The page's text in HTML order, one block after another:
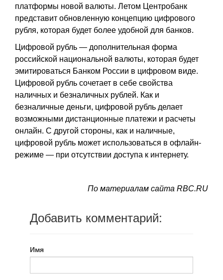
платформы новой валюты. Летом Центробанк
представит обновленную концепцию цифрового
рубля, которая будет более удобной для банков.
Цифровой рубль — дополнительная форма
российской национальной валюты, которая будет
эмитироваться Банком России в цифровом виде.
Цифровой рубль сочетает в себе свойства
наличных и безналичных рублей. Как и
безналичные деньги, цифровой рубль делает
возможными дистанционные платежи и расчеты
онлайн. С другой стороны, как и наличные,
цифровой рубль может использоваться в офлайн-
режиме — при отсутствии доступа к интернету.
По материалам сайта RBC.RU
Добавить комментарий:
Имя